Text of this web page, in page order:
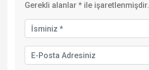
Gerekli alanlar * ile işaretlenmişdir.